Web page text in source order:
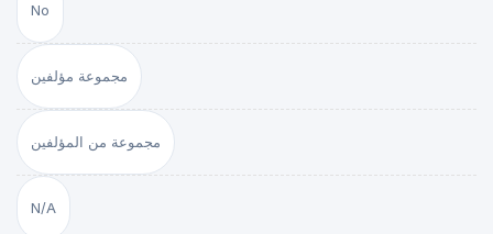
No
مجموعة مؤلفين
مجموعة من المؤلفين
N/A